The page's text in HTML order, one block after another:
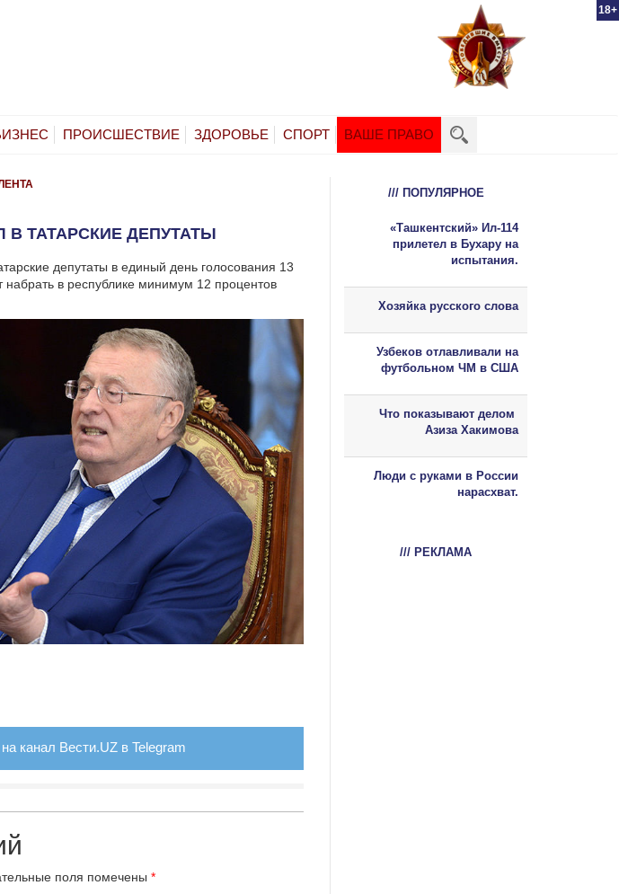
18+
ПРОИСШЕСТВИЕ ЗДОРОВЬЕ СПОРТ ВАШЕ ПРАВО
ТАТАРСКИЕ ДЕПУТАТЫ
депутаты в единый день голосования 13
набрать в республике минимум 12 процентов
канал Вести.UZ в Telegram
поля помечены *
/// ПОПУЛЯРНОЕ
«Ташкентский» Ил-114
прилетел в Бухару на
испытания.
Хозяйка русского слова
Узбеков отлавливали на
футбольном ЧМ в США
Что показывают делом
Азиза Хакимова
Люди с руками в России
нарасхват.
/// РЕКЛАМА